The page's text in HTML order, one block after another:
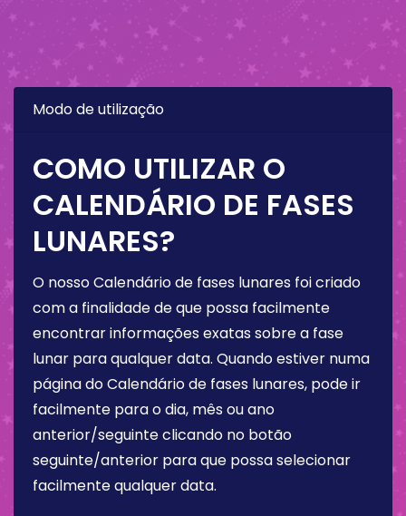
Modo de utilização
COMO UTILIZAR O
CALENDÁRIO DE FASES
LUNARES?
O nosso Calendário de fases lunares foi criado
com a finalidade de que possa facilmente
encontrar informações exatas sobre a fase
lunar para qualquer data. Quando estiver numa
página do Calendário de fases lunares, pode ir
facilmente para o dia, mês ou ano
anterior/seguinte clicando no botão
seguinte/anterior para que possa selecionar
facilmente qualquer data.